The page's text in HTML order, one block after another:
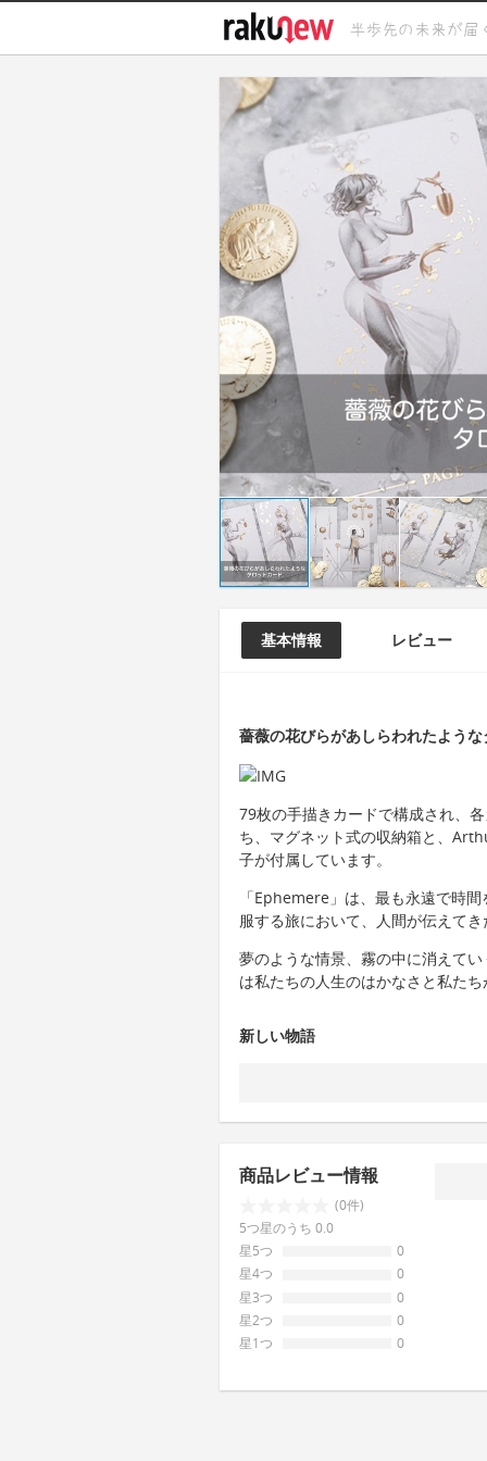
基本情報 レビュー
薔薇の花びらがあしらわれたよう
79枚の手描きカードで構成され、
ち、マグネット式の収納箱と、
子が付属しています。
「Ephemere」は、最も永遠で時
服する旅において、人間が伝えて
夢のような情景、霧の中に消えて
は私たちの人生のはかなさと私た
新しい物語
商品レビュー情報
(0件)
5つ星のうち 0.0
星5つ
0
星4つ
0
星3つ
0
星2つ
0
星1つ
0